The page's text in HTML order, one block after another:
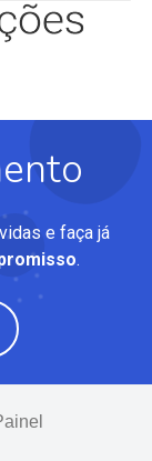
e faça já
.